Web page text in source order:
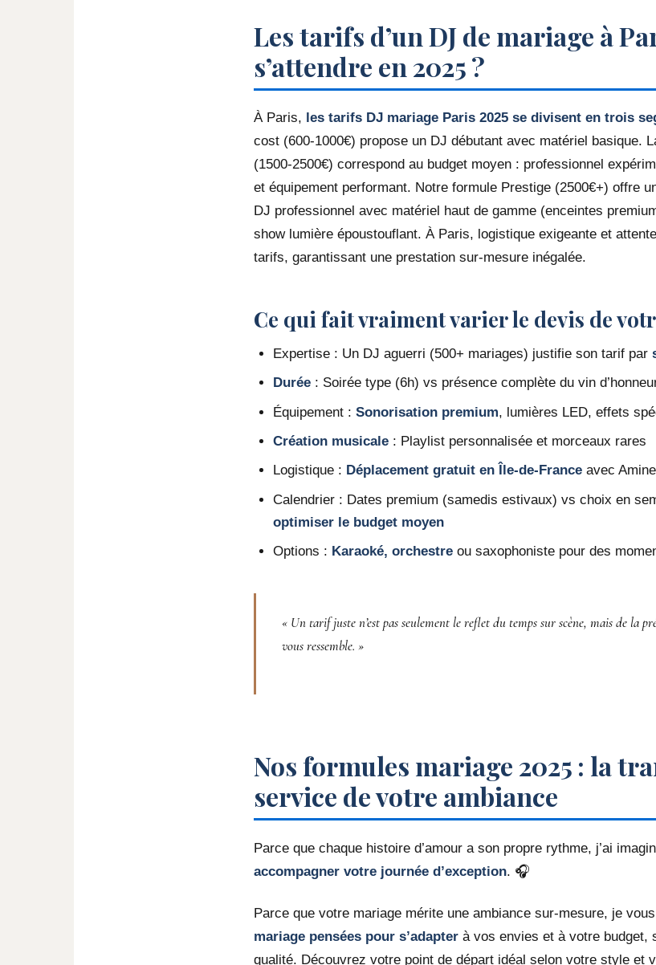
Les tarifs d’un DJ de mariage à
s’attendre en 2025 ?
À Paris, les tarifs DJ mariage Paris 2025 se divisent en trois
cost (600-1000€) propose un DJ débutant avec matériel basique.
(1500-2500€) correspond au budget moyen : professionnel
et équipement performant. Notre formule Prestige (2500€+) offre
DJ professionnel avec matériel haut de gamme (enceintes
show lumière époustouflant. À Paris, logistique exigeante et
tarifs, garantissant une prestation sur-mesure inégalée.
Ce qui fait vraiment varier le devis de
Expertise : Un DJ aguerri (500+ mariages) justifie son tarif par
Durée : Soirée type (6h) vs présence complète du vin
Équipement : Sonorisation premium, lumières LED, effets
Création musicale : Playlist personnalisée et morceaux rares
Logistique : Déplacement gratuit en Île-de-France avec
Calendrier : Dates premium (samedis estivaux) vs choix en
optimiser le budget moyen
Options : Karaoké, orchestre ou saxophoniste pour des
« Un tarif juste n’est pas seulement le reflet du temps sur scène, mais de la
vous ressemble. »
Nos formules mariage 2025 : la
service de votre ambiance
Parce que chaque histoire d’amour a son propre rythme, j’ai
accompagner votre journée d’exception. 🎧
Parce que votre mariage mérite une ambiance sur-mesure, je
mariage pensées pour s’adapter à vos envies et à votre budget,
qualité. Découvrez votre point de départ idéal selon votre style et